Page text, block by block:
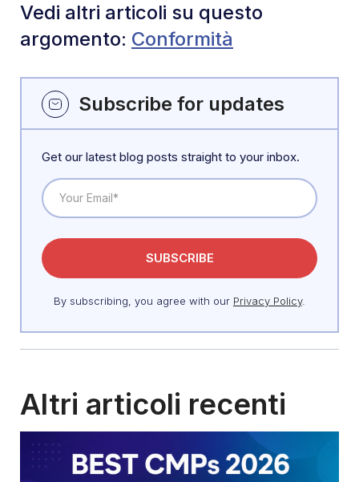
Vedi altri articoli su questo
argomento: Conformità
Subscribe for updates
Get our latest blog posts straight to your inbox.
By subscribing, you agree with our Privacy Policy.
Altri articoli recenti